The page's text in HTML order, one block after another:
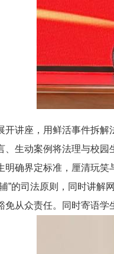
开讲座，用鲜活事件拆
、生动案例将法理与校
明确界定标准，厘清玩
”的司法原则，同时讲
免从众责任。同时寄语